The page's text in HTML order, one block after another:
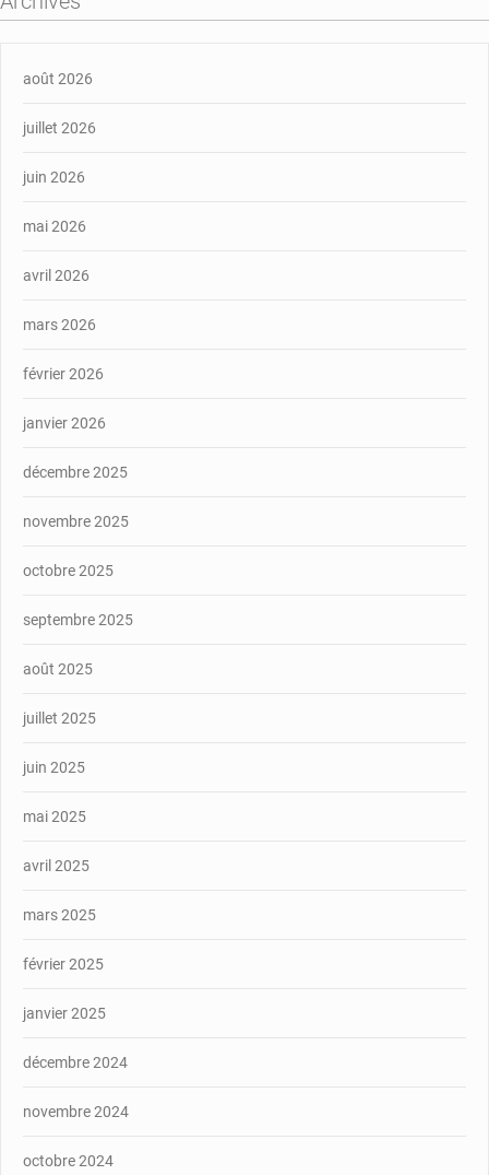
août 2026
juillet 2026
juin 2026
mai 2026
avril 2026
mars 2026
février 2026
janvier 2026
décembre 2025
novembre 2025
octobre 2025
septembre 2025
août 2025
juillet 2025
juin 2025
mai 2025
avril 2025
mars 2025
février 2025
janvier 2025
décembre 2024
novembre 2024
octobre 2024